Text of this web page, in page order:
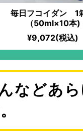
毎日フコイダン 1
（50ml×10本)
¥9,072(税込)
などあ